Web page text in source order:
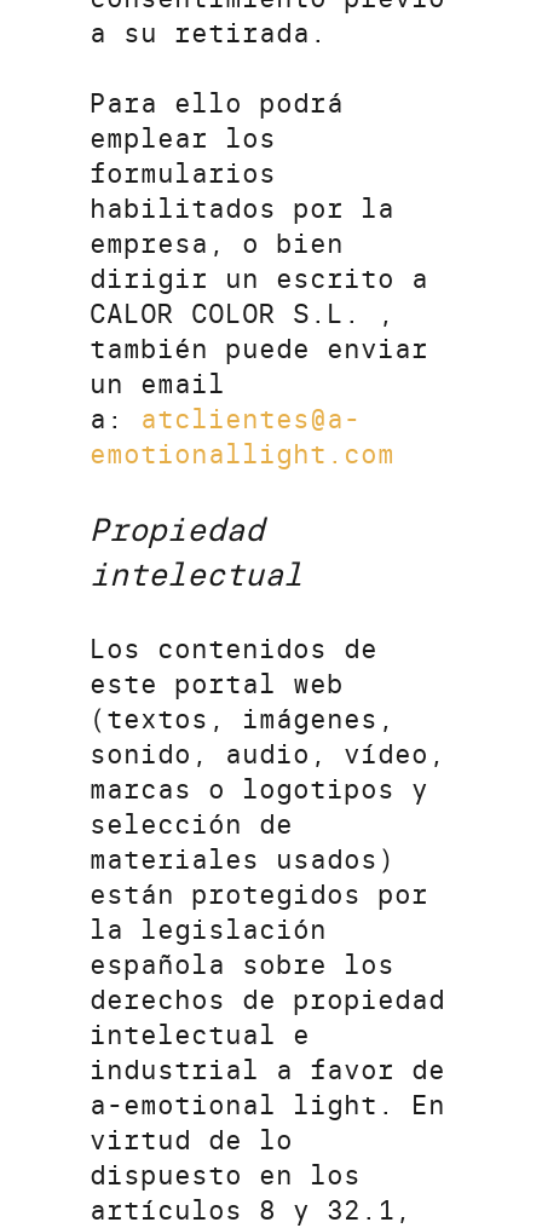
a su retirada.
Para ello podrá
emplear los
formularios
habilitados por la
empresa, o bien
dirigir un escrito a
CALOR COLOR S.L. ,
también puede enviar
un email
a: atclientes@a-
emotionallight.com
Propiedad
intelectual
Los contenidos de
este portal web
(textos, imágenes,
sonido, audio, vídeo,
marcas o logotipos y
selección de
materiales usados)
están protegidos por
la legislación
española sobre los
derechos de propiedad
intelectual e
industrial a favor de
a-emotional light. En
virtud de lo
dispuesto en los
artículos 8 y 32.1,